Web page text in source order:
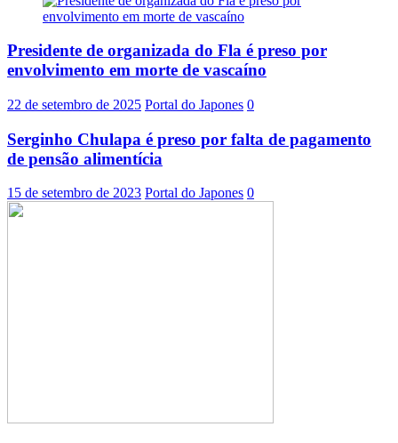
Presidente de organizada do Fla é preso por
envolvimento em morte de vascaíno
22 de setembro de 2025 Portal do Japones 0
Serginho Chulapa é preso por falta de pagamento
de pensão alimentícia
15 de setembro de 2023 Portal do Japones 0